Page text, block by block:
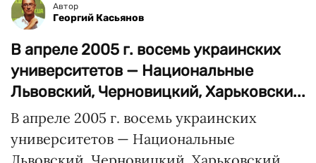
Автор
Георгий Касьянов
В апреле 2005 г. восемь украинских
университетов — Национальные
Львовский, Черновицкий, Харьковски...
В апреле 2005 г. восемь украинских
университетов — Национальные